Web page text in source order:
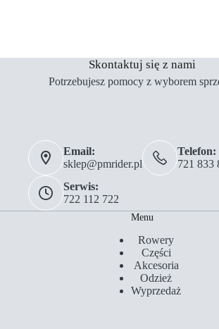
Skontaktuj się z nami
Potrzebujesz pomocy z wyborem
Email:
sklep@pmrider.pl
Telefon:
721 833
Serwis:
722 112 722
Menu
Rowery
Części
Akcesoria
Odzież
Wyprzedaż